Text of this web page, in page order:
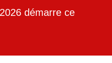
démarre ce